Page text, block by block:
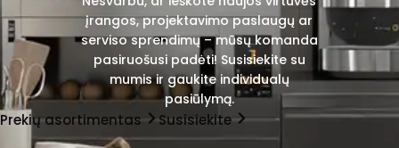
įrangos, projektavimo paslaugų ar
serviso sprendimų – mūsų komanda
pasiruošusi padėti! Susisiekite su
mumis ir gaukite individualų
pasiūlymą.
Prekių asortimentas Susisiekite